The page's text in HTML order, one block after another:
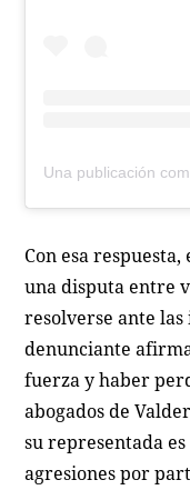
Con esa
una disputa entre
resolverse ante
denunciante
fuerza y haber
abogados de
su representada
agresiones por